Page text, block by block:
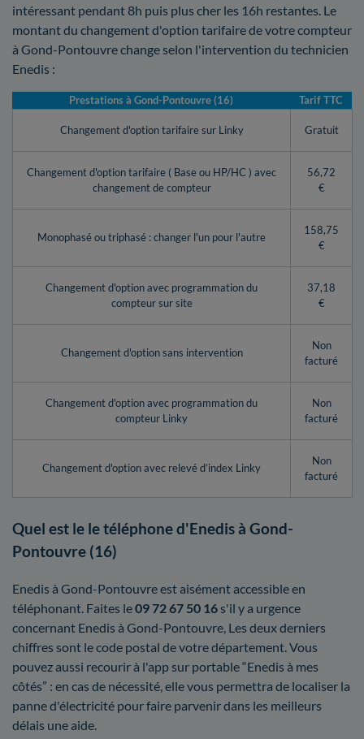
intéressant pendant 8h puis plus cher les 16h restantes. Le
montant du changement d'option tarifaire de votre compteur
à Gond-Pontouvre change selon l'intervention du technicien
Enedis :
Prestations à Gond-Pontouvre (16) Tarif TTC
Changement d'option tarifaire sur Linky Gratuit
Changement d'option tarifaire ( Base ou HP/HC ) avec
changement de compteur
56,72
€
Monophasé ou triphasé : changer l'un pour l'autre
158,75
€
Changement d'option avec programmation du
compteur sur site
37,18
€
Changement d'option sans intervention
Non
facturé
Changement d'option avec programmation du
compteur Linky
Non
facturé
Changement d'option avec relevé d’index Linky
Non
facturé
Quel est le le téléphone d'Enedis à Gond-
Pontouvre (16)
Enedis à Gond-Pontouvre est aisément accessible en
téléphonant. Faites le09 72 67 50 16s'il y a urgence
concernant Enedis à Gond-Pontouvre, Les deux derniers
chiffres sont le code postal de votre département. Vous
pouvez aussi recourir à l'app sur portable “Enedis à mes
côtés” : en cas de nécessité, elle vous permettra de localiser la
panne d'électricité pour faire parvenir dans les meilleurs
délais une aide.